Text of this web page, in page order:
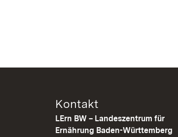
Kontakt
LErn BW – Landeszentrum für
Ernährung Baden-Württemberg